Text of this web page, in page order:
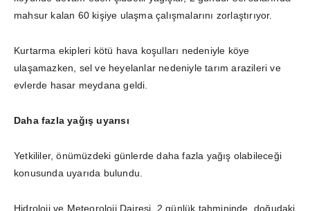
mahsur kalan 60 kişiye ulaşma çalışmalarını zorlaştırıyor.
Kurtarma ekipleri kötü hava koşulları nedeniyle köye
ulaşamazken, sel ve heyelanlar nedeniyle tarım arazileri ve
evlerde hasar meydana geldi.
Daha fazla yağış uyarısı
Yetkililer, önümüzdeki günlerde daha fazla yağış olabileceği
konusunda uyarıda bulundu.
Hidroloji ve Meteoroloji Dairesi, 2 günlük tahmininde, doğudaki